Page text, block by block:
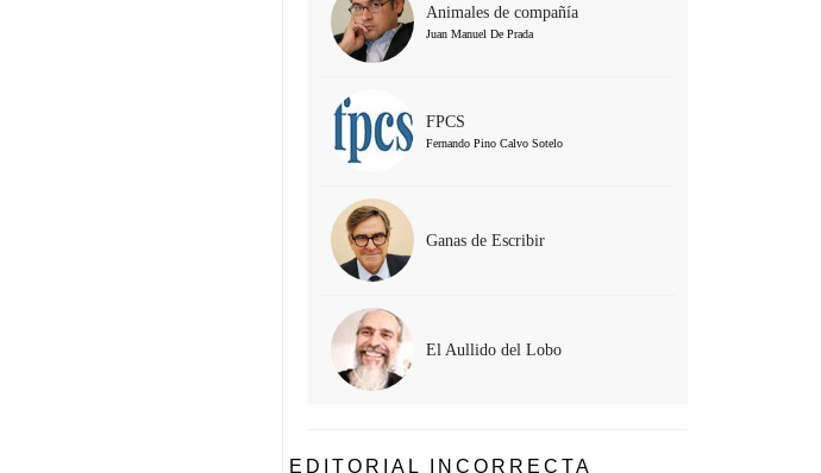
Animales de compañía
Juan Manuel De Prada
FPCS
Fernando Pino Calvo Sotelo
Ganas de Escribir
El Aullido del Lobo
EDITORIAL INCORRECTA